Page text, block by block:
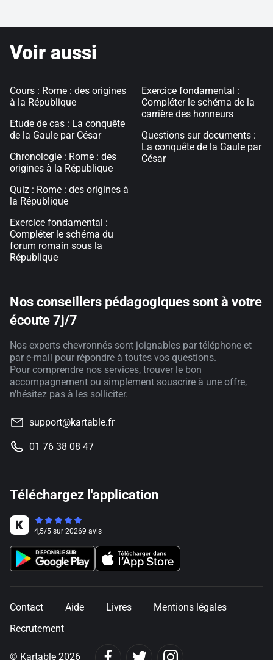
Voir aussi
Cours : Rome : des origines
à la République
Etude de cas : La conquête
de la Gaule par César
Chronologie : Rome : des
origines à la République
Quiz : Rome : des origines à
la République
Exercice fondamental :
Compléter le schéma du
forum romain sous la
République
Exercice fondamental :
Compléter le schéma de la
carrière des honneurs
Questions sur documents :
La conquête de la Gaule par
César
Nos conseillers pédagogiques sont à votre
écoute 7j/7
Nos experts chevronnés sont joignables par téléphone et
par e-mail pour répondre à toutes vos questions.
Pour comprendre nos services, trouver le bon
accompagnement ou simplement souscrire à une offre,
n'hésitez pas à les solliciter.
support@kartable.fr
01 76 38 08 47
Téléchargez l'application
4,5/5 sur 20269 avis
Contact Aide Livres
Mentions légales
Recrutement
© Kartable 2026